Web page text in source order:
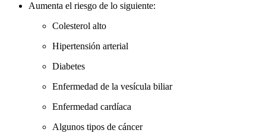
Aumenta el riesgo de lo siguiente:
Colesterol alto
Hipertensión arterial
Diabetes
Enfermedad de la vesícula biliar
Enfermedad cardíaca
Algunos tipos de cáncer